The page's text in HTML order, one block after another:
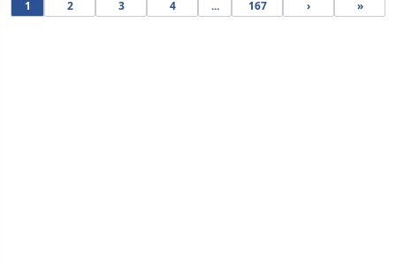
1 2 3 4 ... 167 › »